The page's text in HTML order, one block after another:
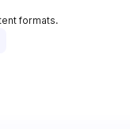
formats.